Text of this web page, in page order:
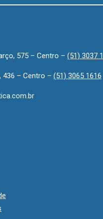
575 – Centro – (51) 3037
436 – Centro – (51) 3065 1616